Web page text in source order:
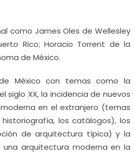
como James Oles de Wellesley
Rico; Horacio Torrent de la
de México.
México con temas como la
siglo XX, la incidencia de nuevos
en el extranjero (temas
los catálogos), los
de arquitectura típica) y la
arquitectura moderna en la